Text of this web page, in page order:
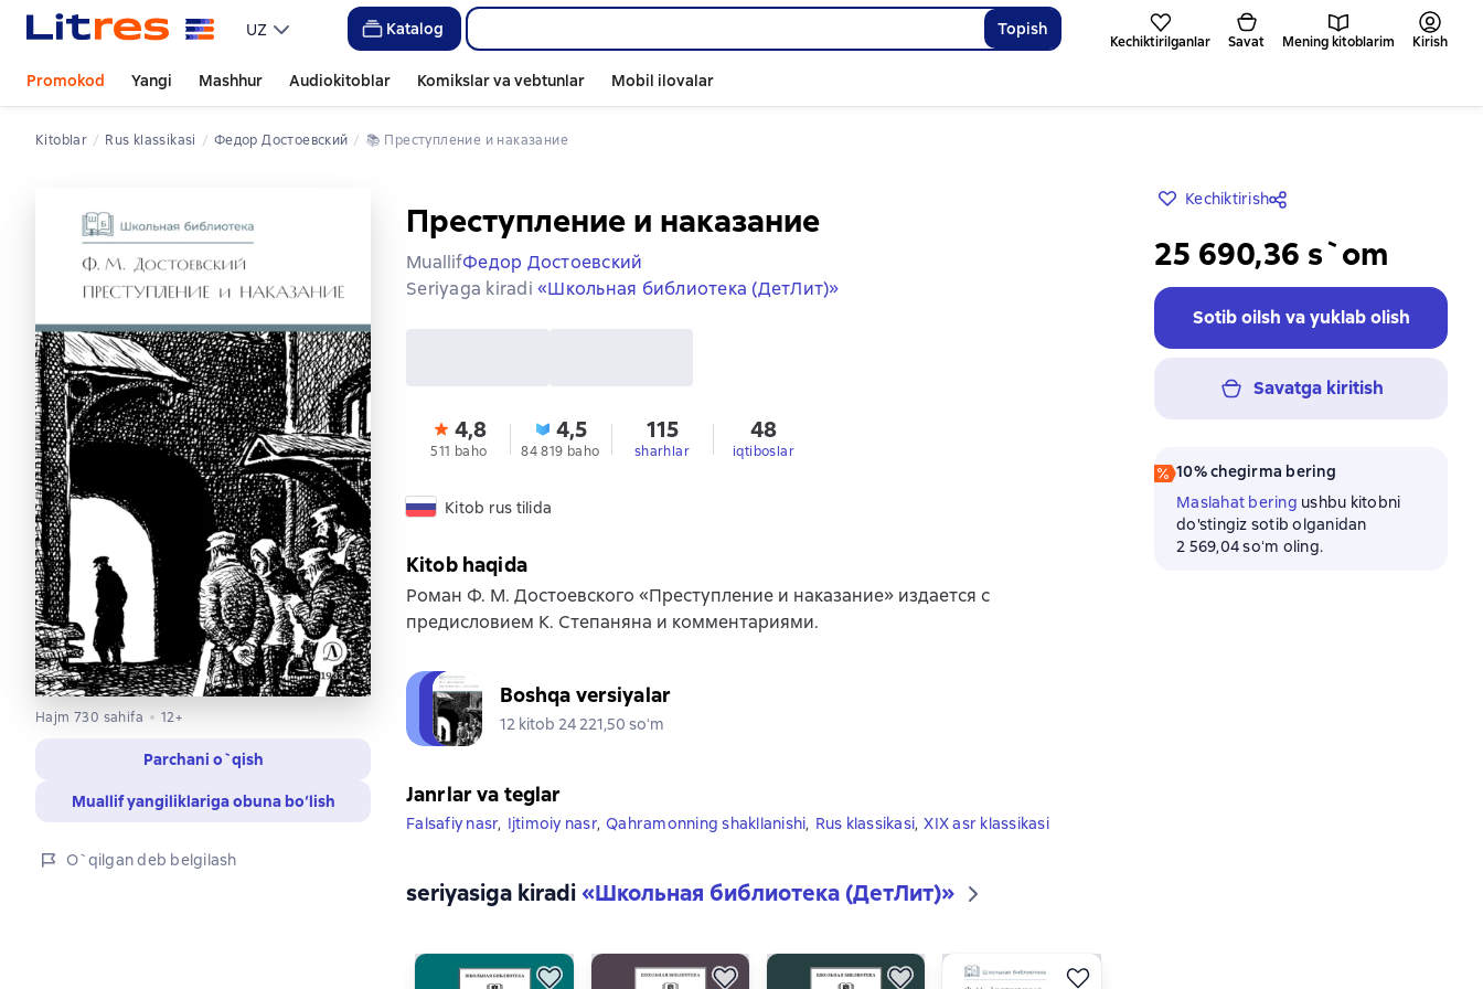
UZ Katalog Topish
Kechiktirilganlar Savat Mening kitoblarim Kirish
Promokod Yangi Mashhur Audiokitoblar Komikslar va vebtunlar Mobil ilovalar
Kitoblar rus klassikasi Федор Достоевский 📚 Преступление и наказание
Hajm 730 sahifa 12+
Parchani o`qish
Muallif yangiliklariga obuna bo‘lish
O`qilgan deb belgilash
Преступление и наказание
MuallifФедор Достоевский
Seriyaga kiradi «Школьная библиотека (ДетЛит)»
4,8
511 baho
4,5
84 819 baho
115
sharhlar
48
iqtiboslar
Kitob rus tilida
Kechiktirish
25 690,36 s`om
Sotib oilsh va yuklab olish
Savatga kiritish
10% chegirma bering
Maslahat bering ushbu kitobni
do'stingiz sotib olganidan
2 569,04 soʻm oling.
Kitob haqida
Роман Ф. М. Достоевского «Преступление и наказание» издается с
предисловием К. Степаняна и комментариями.
Boshqa versiyalar
12 kitob 24 221,50 soʻm
Janrlar va teglar
Falsafiy nasr, Ijtimoiy nasr, Qahramonning shakllanishi, Rus klassikasi, XIX asr klassikasi
seriyasiga kiradi«Школьная библиотека (ДетЛит)»